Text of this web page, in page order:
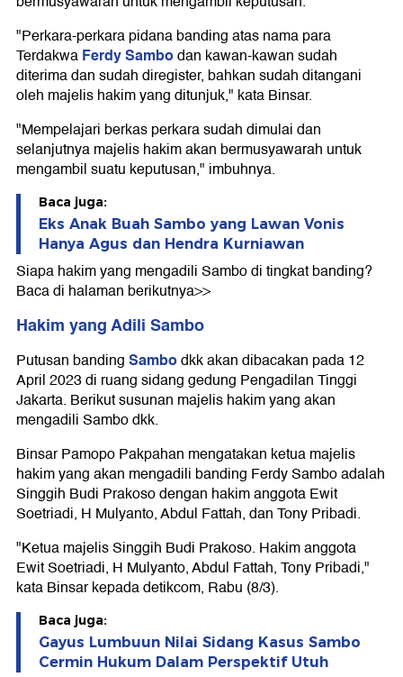
"Perkara-perkara pidana banding atas nama para
TerdakwaFerdy Sambodan kawan-kawan sudah
diterima dan sudah diregister, bahkan sudah ditangani
oleh majelis hakim yang ditunjuk," kata Binsar.
"Mempelajari berkas perkara sudah dimulai dan
selanjutnya majelis hakim akan bermusyawarah untuk
mengambil suatu keputusan," imbuhnya.
Baca juga:
Eks Anak Buah Sambo yang Lawan Vonis
Hanya Agus dan Hendra Kurniawan
Siapa hakim yang mengadili Sambo di tingkat banding?
Baca di halaman berikutnya>>
Hakim yang Adili Sambo
Putusan bandingSambodkk akan dibacakan pada 12
April 2023 di ruang sidang gedung Pengadilan Tinggi
Jakarta. Berikut susunan majelis hakim yang akan
mengadili Sambo dkk.
Binsar Pamopo Pakpahan mengatakan ketua majelis
hakim yang akan mengadili banding Ferdy Sambo adalah
Singgih Budi Prakoso dengan hakim anggota Ewit
Soetriadi, H Mulyanto, Abdul Fattah, dan Tony Pribadi.
"Ketua majelis Singgih Budi Prakoso. Hakim anggota
Ewit Soetriadi, H Mulyanto, Abdul Fattah, Tony Pribadi,"
kata Binsar kepada detikcom, Rabu (8/3).
Baca juga:
Gayus Lumbuun Nilai Sidang Kasus Sambo
Cermin Hukum Dalam Perspektif Utuh